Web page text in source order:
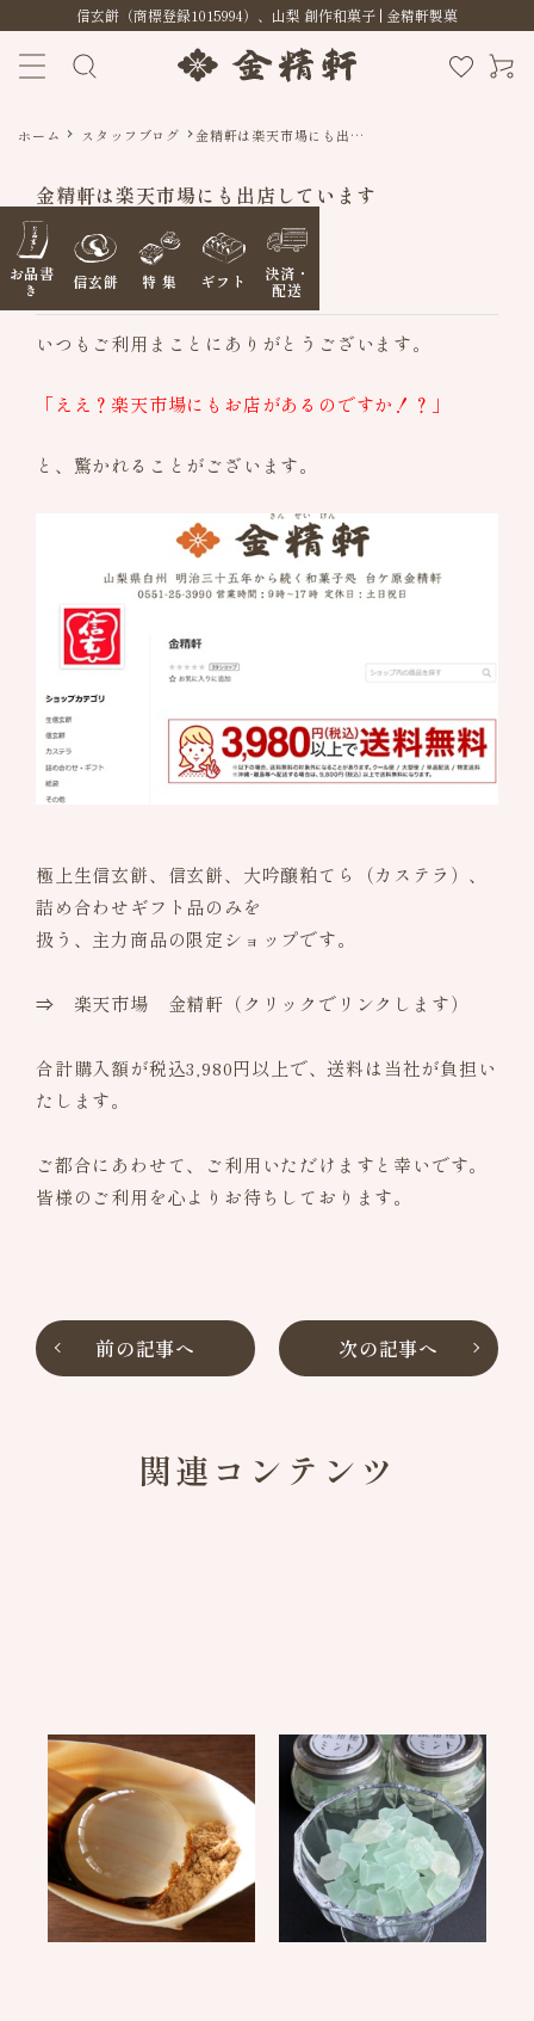
信玄餅（商標登録1015994）、山梨 創作和菓子 | 金精軒製菓
お品書
き
信玄餅 特 集 ギフト
決済・
配送
信玄餅
詰め合わせギフト
よみもの
特定商取引法に基づく表記
ホーム スタッフブログ
金精軒は楽天市場にも出店
金精軒は楽天市場にも出店しています
2025.02.14
スタッフブログ
いつもご利用まことにありがとうございます。
「ええ？楽天市場にもお店があるのですか！？」
と、驚かれることがございます。
極上生信玄餅、信玄餅、大吟醸粕てら（カステラ）、
詰め合わせギフト品のみを
扱う、主力商品の限定ショップです。
⇒ 楽天市場 金精軒 （クリックでリンクします）
合計購入額が税込3,980円以上で、送料は当社が負担い
たします。
ご都合にあわせて、ご利用いただけますと幸いです。
皆様のご利用を心よりお待ちしております。
前の記事へ 次の記事へ
関連コンテンツ
名水が育む、北杜市の夏
へ
2026.07.29
スタッフブログ
爽やかな涼味を楽しむ、
夏限定「琥珀糖ミント」
2026.06.17
スタッフブログ